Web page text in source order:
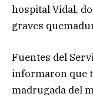
hospital Vidal,
graves
Fuentes del
informaron que
madrugada del